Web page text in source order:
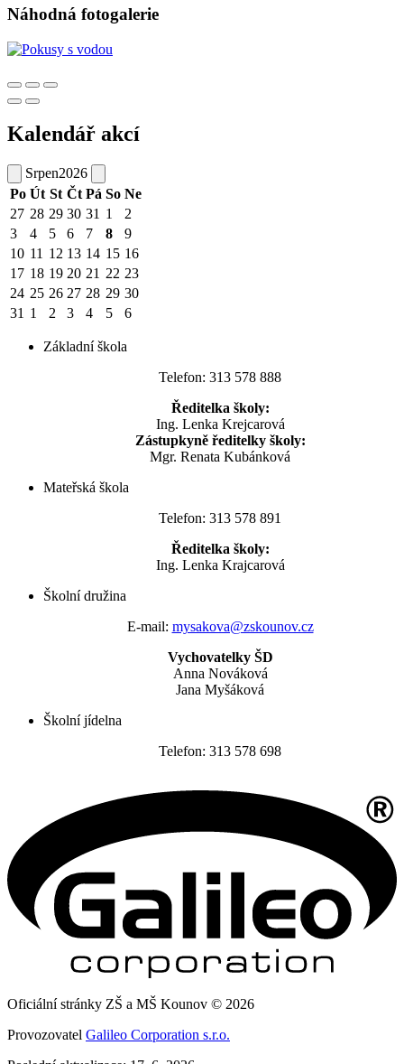
Náhodná fotogalerie
Kalendář akcí
Srpen2026
Po Út St Čt Pá So Ne
27 28 29 30 31 1
2
3
4 5 6 7 8
9
10 11 12 13 14 15 16
17 18 19 20 21 22 23
24 25 26 27 28 29 30
31 1 2 3 4 5 6
Základní škola
Telefon: 313 578 888
Ředitelka školy:
Ing. Lenka Krejcarová
Zástupkyně ředitelky školy:
Mgr. Renata Kubánková
Mateřská škola
Telefon: 313 578 891
Ředitelka školy:
Ing. Lenka Krajcarová
Školní družina
E-mail: mysakova@zskounov.cz
Vychovatelky ŠD
Anna Nováková
Jana Myšáková
Školní jídelna
Telefon: 313 578 698
Oficiální stránky ZŠ a MŠ Kounov © 2026
Provozovatel Galileo Corporation s.r.o.